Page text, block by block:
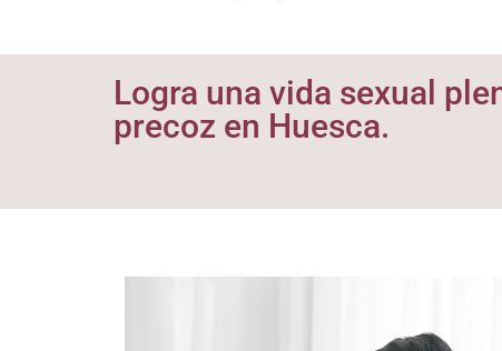
Logra una vida sexual
precoz en Huesca.